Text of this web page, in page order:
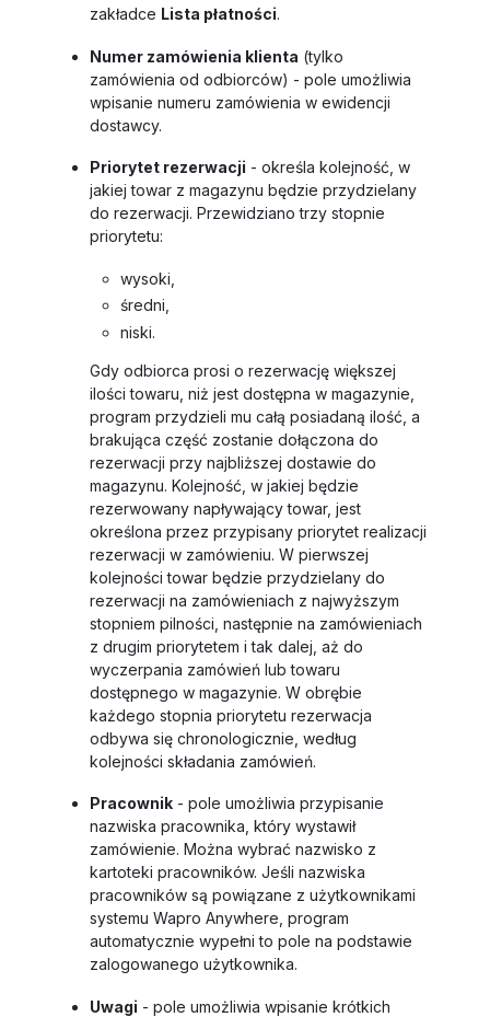
zakładce Lista płatności.
Numer zamówienia klienta (tylko
zamówienia od odbiorców) - pole umożliwia
wpisanie numeru zamówienia w ewidencji
dostawcy.
Priorytet rezerwacji - określa kolejność, w
jakiej towar z magazynu będzie przydzielany
do rezerwacji. Przewidziano trzy stopnie
priorytetu:
wysoki,
średni,
niski.
Gdy odbiorca prosi o rezerwację większej
ilości towaru, niż jest dostępna w magazynie,
program przydzieli mu całą posiadaną ilość, a
brakująca część zostanie dołączona do
rezerwacji przy najbliższej dostawie do
magazynu. Kolejność, w jakiej będzie
rezerwowany napływający towar, jest
określona przez przypisany priorytet realizacji
rezerwacji w zamówieniu. W pierwszej
kolejności towar będzie przydzielany do
rezerwacji na zamówieniach z najwyższym
stopniem pilności, następnie na zamówieniach
z drugim priorytetem i tak dalej, aż do
wyczerpania zamówień lub towaru
dostępnego w magazynie. W obrębie
każdego stopnia priorytetu rezerwacja
odbywa się chronologicznie, według
kolejności składania zamówień.
Pracownik - pole umożliwia przypisanie
nazwiska pracownika, który wystawił
zamówienie. Można wybrać nazwisko z
kartoteki pracowników. Jeśli nazwiska
pracowników są powiązane z użytkownikami
systemu Wapro Anywhere, program
automatycznie wypełni to pole na podstawie
zalogowanego użytkownika.
Uwagi - pole umożliwia wpisanie krótkich